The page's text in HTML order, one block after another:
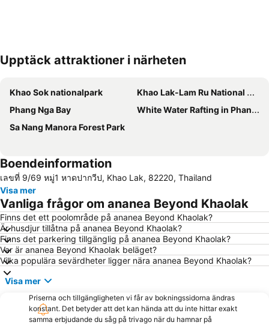
Förstora kartan
Upptäck attraktioner i närheten
Khao Sok nationalpark
Khao Lak-Lam Ru National Park
Phang Nga Bay
White Water Rafting in Phang Nga
Sa Nang Manora Forest Park
Boendeinformation
เลขที่ 9/69 หมู่1 หาดปากวีป, Khao Lak, 82220, Thailand
Visa mer
Vanliga frågor om ananea Beyond Khaolak
Finns det ett poolområde på ananea Beyond Khaolak?
Är husdjur tillåtna på ananea Beyond Khaolak?
Finns det parkering tillgänglig på ananea Beyond Khaolak?
Var är ananea Beyond Khaolak beläget?
Vilka populära sevärdheter ligger nära ananea Beyond Khaolak?
Visa mer
Priserna och tillgängligheten vi får av bokningssidorna ändras
konstant. Det betyder att det kan hända att du inte hittar exakt
samma erbjudande du såg på trivago när du hamnar på